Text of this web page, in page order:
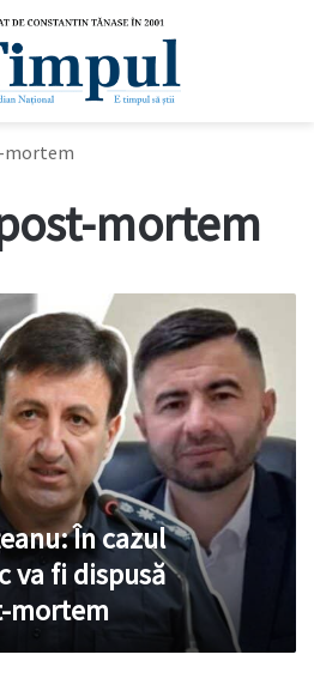
mortem
mortem
În cazul
va fi dispusă
mortem